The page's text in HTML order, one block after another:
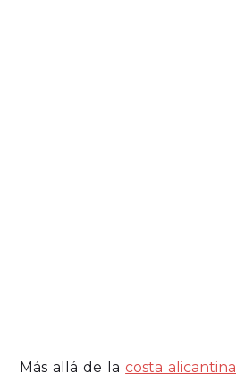
Más allá de lacosta alicantina